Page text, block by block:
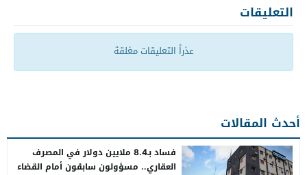
التعليقات
عذراً التعليقات مغلقة
أحدث المقالات
فساد بـ8.4 ملايين دولار في المصرف
العقاري.. مسؤولون سابقون أمام القضاء